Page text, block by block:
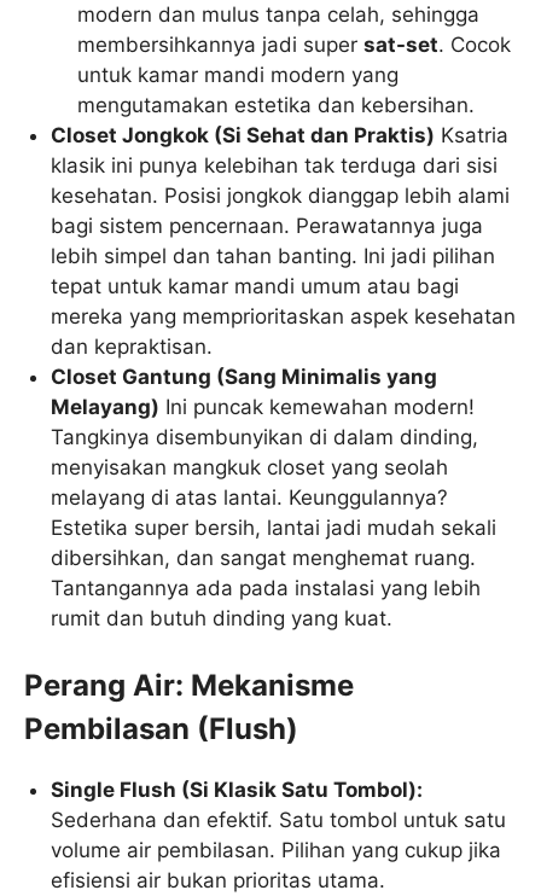
modern dan mulus tanpa celah, sehingga
membersihkannya jadi supersat-set. Cocok
untuk kamar mandi modern yang
mengutamakan estetika dan kebersihan.
Closet Jongkok (Si Sehat dan Praktis) Ksatria
klasik ini punya kelebihan tak terduga dari sisi
kesehatan. Posisi jongkok dianggap lebih alami
bagi sistem pencernaan. Perawatannya juga
lebih simpel dan tahan banting. Ini jadi pilihan
tepat untuk kamar mandi umum atau bagi
mereka yang memprioritaskan aspek kesehatan
dan kepraktisan.
Closet Gantung (Sang Minimalis yang
Melayang) Ini puncak kemewahan modern!
Tangkinya disembunyikan di dalam dinding,
menyisakan mangkuk closet yang seolah
melayang di atas lantai. Keunggulannya?
Estetika super bersih, lantai jadi mudah sekali
dibersihkan, dan sangat menghemat ruang.
Tantangannya ada pada instalasi yang lebih
rumit dan butuh dinding yang kuat.
Perang Air: Mekanisme
Pembilasan (Flush)
Single Flush (Si Klasik Satu Tombol):
Sederhana dan efektif. Satu tombol untuk satu
volume air pembilasan. Pilihan yang cukup jika
efisiensi air bukan prioritas utama.